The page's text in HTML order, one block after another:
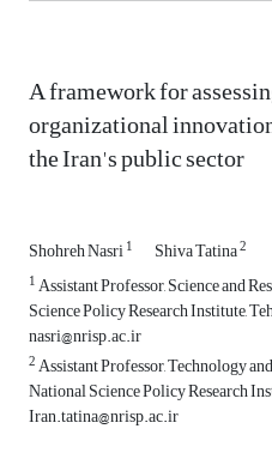
A framework for
organizational
the Iran's public sector
Shohreh Nasri1 Shiva Tatina2
1Assistant Professor, Science and
Science Policy Research Institute,
nasri@nrisp.ac.ir
2Assistant Professor, Technology
National Science Policy Research
Iran.tatina@nrisp.ac.ir